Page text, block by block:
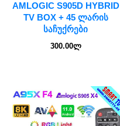
AMLOGIC S905D HYBRID
TV BOX + 45 ᲚᲐᲠᲘᲡ
ᲡᲐᲩᲣᲥᲠᲔᲑᲘ
300.00ლ